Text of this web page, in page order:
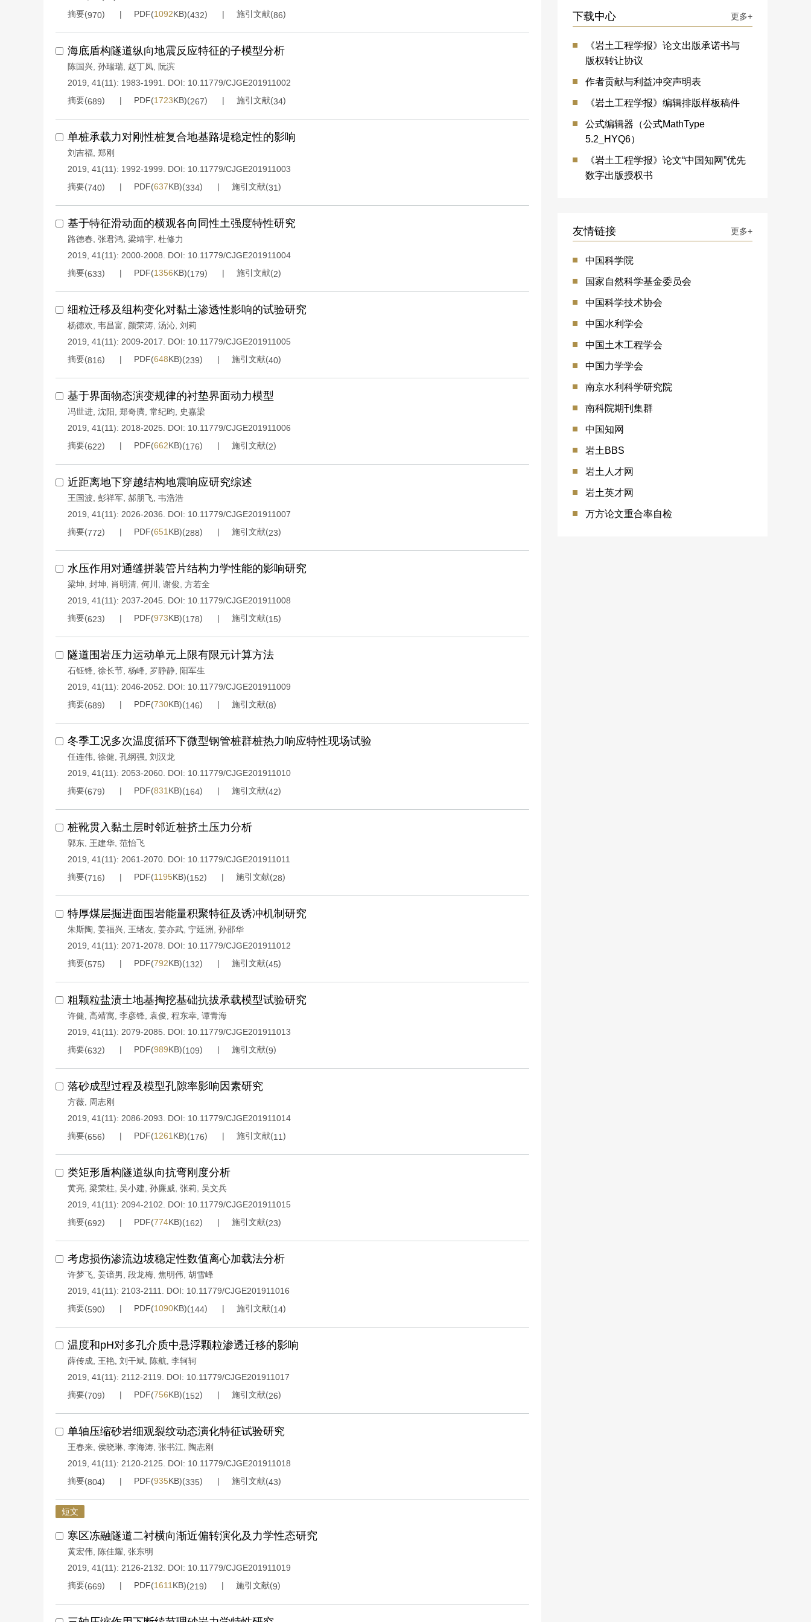
摘要(970) PDF(1092KB)(432) 施引文献(86)
海底盾构隧道纵向地震反应特征的子模型分析
陈国兴 孙瑞瑞 赵丁凤
阮滨
2019, 41(11): 1983-1991.
DOI: 10.11779/CJGE201911002
摘要(689) PDF(1723KB)(267) 施引文献(34)
单桩承载力对刚性桩复合地基路堤稳定性的影响
刘吉福 郑刚
2019, 41(11): 1992-1999.
DOI: 10.11779/CJGE201911003
摘要(740) PDF(637KB)(334) 施引文献(31)
基于特征滑动面的横观各向同性土强度特性研究
路德春 张君鸿 梁靖宇 杜修力
2019, 41(11): 2000-2008.
DOI: 10.11779/CJGE201911004
摘要(633) PDF(1356KB)(179) 施引文献(2)
细粒迁移及组构变化对黏土渗透性影响的试验研究
杨德欢 韦昌富 颜荣涛 汤沁 刘莉
2019, 41(11): 2009-2017.
DOI: 10.11779/CJGE201911005
摘要(816) PDF(648KB)(239) 施引文献(40)
基于界面物态演变规律的衬垫界面动力模型
冯世进 沈阳 郑奇腾 常纪昀
史嘉梁
2019, 41(11): 2018-2025.
DOI: 10.11779/CJGE201911006
摘要(622) PDF(662KB)(176) 施引文献(2)
近距离地下穿越结构地震响应研究综述
王国波 彭祥军 郝朋飞 韦浩浩
2019, 41(11): 2026-2036.
DOI: 10.11779/CJGE201911007
摘要(772) PDF(651 KB)(288) 施引文献(23)
水压作用对通缝拼装管片结构力学性能的影响研究
梁坤 封坤 肖明清 何川 谢俊 方若全
2019, 41(11): 2037-2045.
DOI: 10.11779/CJGE201911008
摘要(623) PDF(973KB)(178) 施引文献(15)
隧道围岩压力运动单元上限有限元计算方法
石钰锋 徐长节 杨峰 罗静静 阳军生
2019, 41(11): 2046-2052.
DOI: 10.11779/CJGE201911009
摘要(689) PDF(730KB)(146) 施引文献(8)
冬季工况多次温度循环下微型钢管桩群桩热力响应特性现场试验
任连伟 徐健 孔纲强 刘汉龙
2019, 41(11): 2053-2060. DOI: 10.11779/CJGE201911010
摘要(679) PDF(831 KB)(164) 施引文献(42)
桩靴贯入黏土层时邻近桩挤土压力分析
郭东 王建华 范怡飞
2019, 41(11): 2061-2070. DOI: 10.11779/CJGE201911011
摘要(716) PDF(1195KB)(152) 施引文献(28)
特厚煤层掘进面围岩能量积聚特征及诱冲机制研究
朱斯陶 姜福兴 王绪友 姜亦武 宁廷洲
孙邵华
2019, 41(11): 2071-2078.
DOI: 10.11779/CJGE201911012
摘要(575) PDF(792KB)(132) 施引文献(45)
粗颗粒盐渍土地基掏挖基础抗拔承载模型试验研究
许健 高靖寓 李彦锋 袁俊 程东幸 谭青海
2019, 41(11): 2079-2085.
DOI: 10.11779/CJGE201911013
摘要(632) PDF(989KB)(109) 施引文献(9)
落砂成型过程及模型孔隙率影响因素研究
方薇
周志刚
2019, 41(11): 2086-2093.
DOI: 10.11779/CJGE201911014
摘要(656) PDF(1261 KB)(176) 施引文献(11)
类矩形盾构隧道纵向抗弯刚度分析
黄亮 梁荣柱 吴小建 孙廉威 张莉 吴文兵
2019, 41(11): 2094-2102.
DOI: 10.11779/CJGE201911015
摘要(692) PDF(774KB)(162) 施引文献(23)
考虑损伤渗流边坡稳定性数值离心加载法分析
许梦飞 姜谙男 段龙梅 焦明伟 胡雪峰
2019, 41(11): 2103-2111.
DOI: 10.11779/CJGE201911016
摘要(590) PDF(1090KB)(144) 施引文献(14)
温度和pH对多孔介质中悬浮颗粒渗透迁移的影响
薛传成 王艳 刘干斌 陈航 李轲轲
2019, 41(11): 2112-2119.
DOI: 10.11779/CJGE201911017
摘要(709) PDF(756KB)(152) 施引文献(26)
单轴压缩砂岩细观裂纹动态演化特征试验研究
王春来 侯晓琳 李海涛 张书江
陶志刚
2019, 41(11): 2120-2125.
DOI: 10.11779/CJGE201911018
摘要(804) PDF(935KB)(335) 施引文献(43)
短文
寒区冻融隧道二衬横向渐近偏转演化及力学性态研究
黄宏伟 陈佳耀 张东明
2019, 41(11): 2126-2132.
DOI: 10.11779/CJGE201911019
摘要(669) PDF(1611 KB)(219) 施引文献(9)
下载中心 更多+
《岩土工程学报》论文出版承诺书与
版权转让协议
作者贡献与利益冲突声明表
《岩土工程学报》编辑排版样板稿件
公式编辑器（公式MathType
5.2_HYQ6）
《岩土工程学报》论文“中国知网”优先
数字出版授权书
友情链接 更多+
中国科学院
国家自然科学基金委员会
中国科学技术协会
中国水利学会
中国土木工程学会
中国力学学会
南京水利科学研究院
南科院期刊集群
中国知网
岩土BBS
岩土人才网
岩土英才网
万方论文重合率自检